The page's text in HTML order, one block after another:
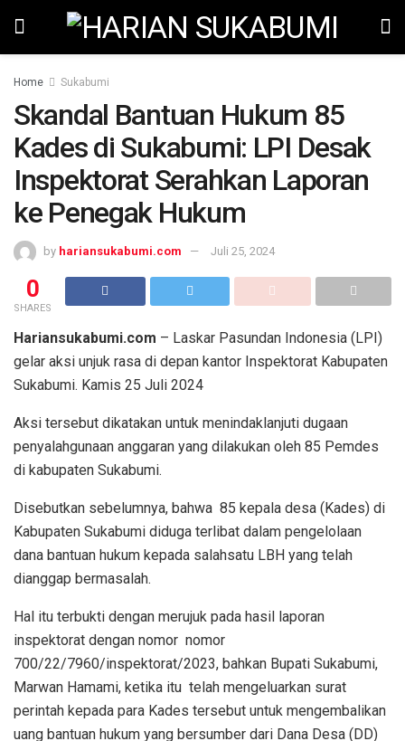
Home Sukabumi
Skandal Bantuan Hukum 85
Kades di Sukabumi: LPI Desak
Inspektorat Serahkan Laporan
ke Penegak Hukum
by hariansukabumi.com Juli 25, 2024
0
SHARES
Hariansukabumi.com – Laskar Pasundan Indonesia (LPI)
gelar aksi unjuk rasa di depan kantor Inspektorat Kabupaten
Sukabumi. Kamis 25 Juli 2024
Aksi tersebut dikatakan untuk menindaklanjuti dugaan
penyalahgunaan anggaran yang dilakukan oleh 85 Pemdes
di kabupaten Sukabumi.
Disebutkan sebelumnya, bahwa 85 kepala desa (Kades) di
Kabupaten Sukabumi diduga terlibat dalam pengelolaan
dana bantuan hukum kepada salahsatu LBH yang telah
dianggap bermasalah.
Hal itu terbukti dengan merujuk pada hasil laporan
inspektorat dengan nomor nomor
700/22/7960/inspektorat/2023, bahkan Bupati Sukabumi,
Marwan Hamami, ketika itu telah mengeluarkan surat
perintah kepada para Kades tersebut untuk mengembalikan
uang bantuan hukum yang bersumber dari Dana Desa (DD)